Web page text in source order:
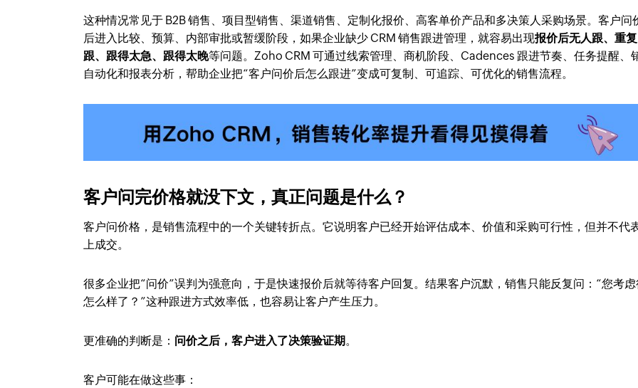
这种情况常见于 B2B 销售、项目型销售、渠道销售、定制化报价、高客单价产品和多决策人采购场景。客户问
后进入比较、预算、内部审批或暂缓阶段，如果企业缺少 CRM 销售跟进管理，就容易出现报价后无人跟、重复
跟、跟得太急、跟得太晚等问题。Zoho CRM 可通过线索管理、商机阶段、Cadences 跟进节奏、任务提醒、
自动化和报表分析，帮助企业把“客户问价后怎么跟进”变成可复制、可追踪、可优化的销售流程。
客户问完价格就没下文，真正问题是什么？
客户问价格，是销售流程中的一个关键转折点。它说明客户已经开始评估成本、价值和采购可行性，但并不代
上成交。
很多企业把“问价”误判为强意向，于是快速报价后就等待客户回复。结果客户沉默，销售只能反复问：“您考
怎么样了？”这种跟进方式效率低，也容易让客户产生压力。
更准确的判断是： 问价之后，客户进入了决策验证期。
客户可能在做这些事：